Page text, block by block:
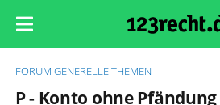
FORUM GENERELLE THEMEN
P - Konto ohne Pfändung